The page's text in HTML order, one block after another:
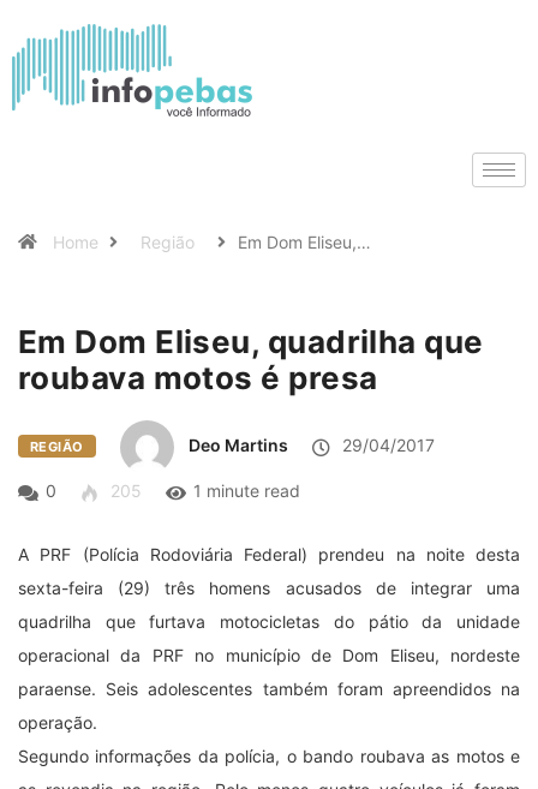
Home Região Em Dom Eliseu,…
Em Dom Eliseu, quadrilha que
roubava motos é presa
REGIÃO Deo Martins 29/04/2017
0 205 1 minute read
A PRF (Polícia Rodoviária Federal) prendeu na noite desta
sexta-feira (29) três homens acusados de integrar uma
quadrilha que furtava motocicletas do pátio da unidade
operacional da PRF no município de Dom Eliseu, nordeste
paraense. Seis adolescentes também foram apreendidos na
operação.
Segundo informações da polícia, o bando roubava as motos e